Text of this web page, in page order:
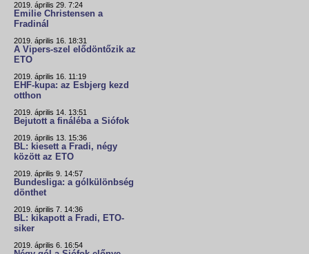
2019. április 29. 7:24
Emilie Christensen a
Fradinál
2019. április 16. 18:31
A Vipers-szel elődöntőzik az
ETO
2019. április 16. 11:19
EHF-kupa: az Esbjerg kezd
otthon
2019. április 14. 13:51
Bejutott a fináléba a Siófok
2019. április 13. 15:36
BL: kiesett a Fradi, négy
között az ETO
2019. április 9. 14:57
Bundesliga: a gólkülönbség
dönthet
2019. április 7. 14:36
BL: kikapott a Fradi, ETO-
siker
2019. április 6. 16:54